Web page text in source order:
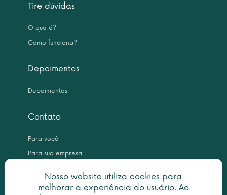
Nosso website utiliza cookies para
melhorar a experiência do usuário. Ao
Tire dúvidas
O que é?
Como funciona?
Depoimentos
Depoimentos
Contato
Para você
Para sua empresa